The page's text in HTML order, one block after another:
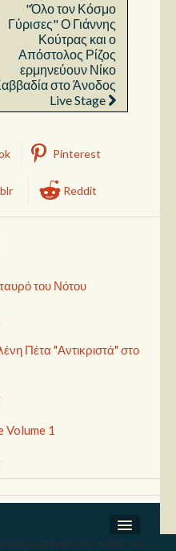
"Όλο τον Κόσμο
Γύρισες" Ο Γιάννης
Κούτρας και ο
Απόστολος Ρίζος
ερμηνεύουν Νίκο
στο Άνοδος
Live Stage
Pinterest
Reddit
του Νότου
Πέτα "Αντικριστά" στο
Volume 1
εμπειρία σας κατά την